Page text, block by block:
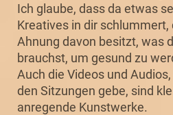
Ich glaube, dass da etwas
Kreatives in dir schlummert,
Ahnung davon besitzt, was
brauchst, um gesund zu
Auch die Videos und
den Sitzungen gebe, sind
anregende Kunstwerke.